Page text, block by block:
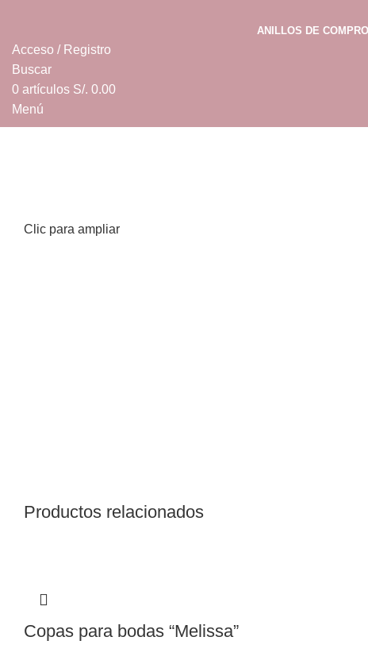
ANILLOS DE
Acceso / Registro
Buscar
0 artículos S/. 0.00
Menú
Clic para ampliar
Productos relacionados
Copas para bodas “Melissa”